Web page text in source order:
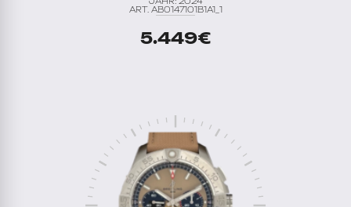
JAHR: 2024
ART. AB0147101B1A1_1
5.449€